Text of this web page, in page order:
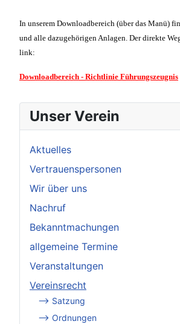
Unser Verein
Aktuelles
Vertrauenspersonen
Wir über uns
Nachruf
Bekanntmachungen
allgemeine Termine
Veranstaltungen
Vereinsrecht
--> Satzung
--> Ordnungen
In unserem Downloadbereich (über das Manü)
und alle dazugehörigen Anlagen. Der direkte
link:
Downloadbereich - Richtlinie Führungszeugnis